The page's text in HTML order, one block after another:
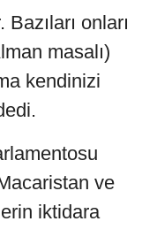
onları
masalı)
kendinizi
ve
iktidara